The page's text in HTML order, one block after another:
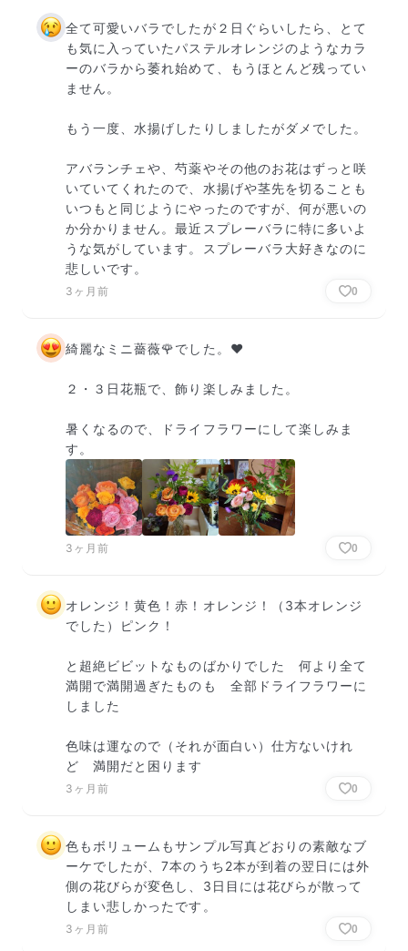
全て可愛いバラでしたが２日ぐらいしたら、とて
も気に入っていたパステルオレンジのようなカラ
ーのバラから萎れ始めて、もうほとんど残ってい
ません。
もう一度、水揚げしたりしましたがダメでした。
アバランチェや、芍薬やその他のお花はずっと咲
いていてくれたので、水揚げや茎先を切ることも
いつもと同じようにやったのですが、何が悪いの
か分かりません。最近スプレーバラに特に多いよ
うな気がしています。スプレーバラ大好きなのに
悲しいです。
3ヶ月前 0
綺麗なミニ薔薇🌹でした。♥
２・３日花瓶で、飾り楽しみました。
暑くなるので、ドライフラワーにして楽しみま
す。
3ヶ月前 0
オレンジ！黄色！赤！オレンジ！（3本オレンジ
でした）ピンク！
と超絶ビビットなものばかりでした　何より全て
満開で満開過ぎたものも　全部ドライフラワーに
しました
色味は運なので（それが面白い）仕方ないけれ
ど　満開だと困ります
3ヶ月前 0
色もボリュームもサンプル写真どおりの素敵なブ
ーケでしたが、7本のうち2本が到着の翌日には外
側の花びらが変色し、3日目には花びらが散って
しまい悲しかったです。
3ヶ月前 0